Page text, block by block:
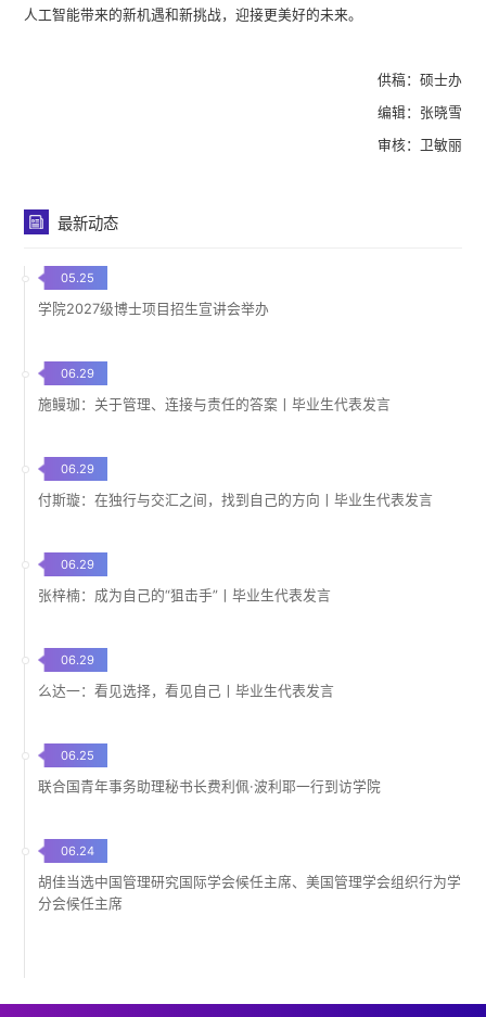
人工智能带来的新机遇和新挑战，迎接更美好的未来。
供稿：硕士办
编辑：张晓雪
审核：卫敏丽
最新动态
05.25
学院2027级博士项目招生宣讲会举办
06.29
施鳗珈：关于管理、连接与责任的答案丨毕业生代表发言
06.29
付斯璇：在独行与交汇之间，找到自己的方向丨毕业生代表发言
06.29
张梓楠：成为自己的“狙击手”丨毕业生代表发言
06.29
么达一：看见选择，看见自己丨毕业生代表发言
06.25
联合国青年事务助理秘书长费利佩·波利耶一行到访学院
06.24
胡佳当选中国管理研究国际学会候任主席、美国管理学会组织行为学
分会候任主席